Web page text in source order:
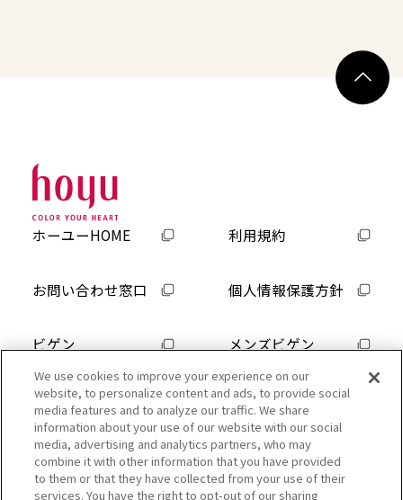
ホーユーHOME 利用規約
お問い合わせ窓口 個人情報保護方針
ビゲン メンズビゲン
ヘアカラーでかぶれたことのある方は絶対に使用しない
でください。
ご使用の前には毎回必ず皮膚アレルギー試験（パッチテス
ト）をしてください。
「かぶれ」と「皮膚アレルギー試験(パッチテスト)」について
We use cookies to improve your experience on our
website, to personalize content and ads, to provide social
media features and to analyze our traffic. We share
information about your use of our website with our social
media, advertising and analytics partners, who may
combine it with other information that you have provided
to them or that they have collected from your use of their
services. You have the right to opt-out of our sharing